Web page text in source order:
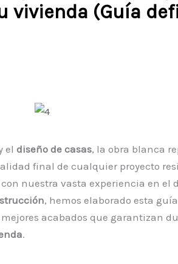
vivienda (Guía
el diseño de casas, la obra blanca
final de cualquier proyecto
con nuestra vasta experiencia en el
, hemos elaborado esta
acabados que garantizan
.